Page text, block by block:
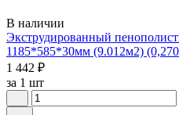
В наличии
Экструдированный
1185*585*30мм (9.012м2)
1 442 ₽
за 1 шт